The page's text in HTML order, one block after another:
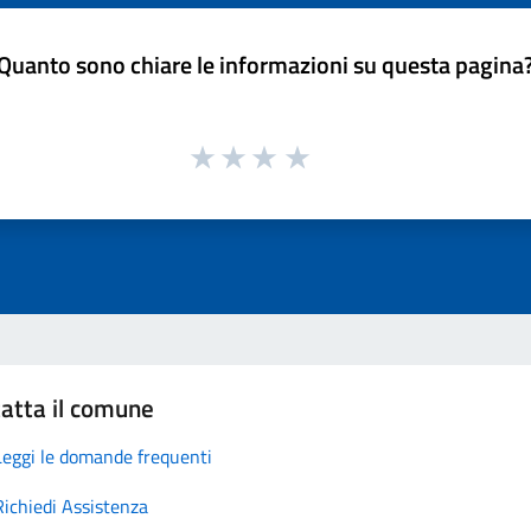
sono chiare le informazioni su questa
il comune
le domande frequenti
Assistenza